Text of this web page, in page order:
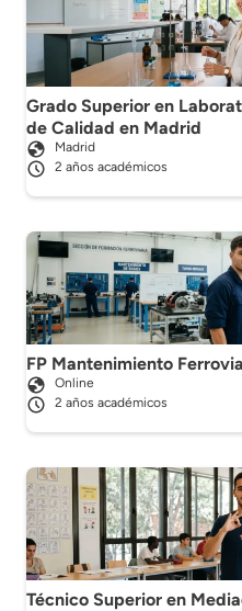
Grado Superior en
de Calidad en Madrid
Madrid
2 años académicos
FP Mantenimiento
Online
2 años académicos
Técnico Superior en